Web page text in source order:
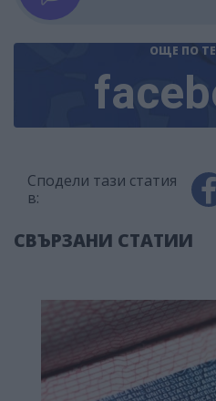
ОЩЕ ПО
Сподели тази статия
в:
СВЪРЗАНИ СТАТИИ